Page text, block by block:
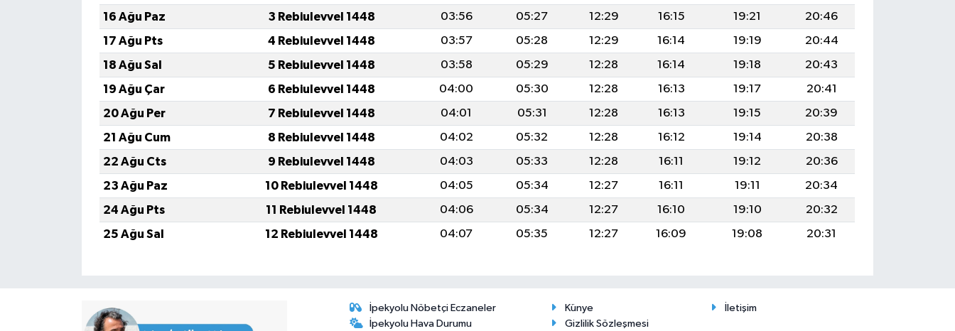
16 Ağu Paz
3 Rebiulevvel 1448 03:56 05:27 12:29 16:15 19:21
20:46
17 Ağu Pts
4 Rebiulevvel 1448 03:57 05:28 12:29 16:14 19:19
20:44
18 Ağu Sal
5 Rebiulevvel 1448 03:58 05:29 12:28 16:14 19:18
20:43
19 Ağu Çar
6 Rebiulevvel 1448 04:00 05:30 12:28 16:13 19:17
20:41
20 Ağu Per
7 Rebiulevvel 1448 04:01 05:31 12:28 16:13 19:15
20:39
21 Ağu Cum
8 Rebiulevvel 1448 04:02 05:32 12:28 16:12 19:14
20:38
22 Ağu Cts
9 Rebiulevvel 1448 04:03 05:33 12:28 16:11 19:12
20:36
23 Ağu Paz
10 Rebiulevvel 1448 04:05 05:34 12:27 16:11 19:11
20:34
24 Ağu Pts
11 Rebiulevvel 1448 04:06 05:34 12:27 16:10 19:10
20:32
25 Ağu Sal
12 Rebiulevvel 1448 04:07 05:35 12:27 16:09 19:08 20:31
İpekyolu Nöbetçi Eczaneler
İpekyolu Hava Durumu
Künye
İletişim
Gizlilik Sözleşmesi